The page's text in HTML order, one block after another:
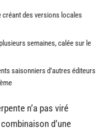
des versions locales
semaines, calée sur le
saisonniers d’autres éditeurs
n’a pas viré
d’une